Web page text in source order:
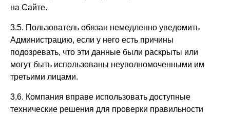
на Сайте.
3.5. Пользователь обязан немедленно уведомить
Администрацию, если у него есть причины
подозревать, что эти данные были раскрыты или
могут быть использованы неуполномоченными им
третьими лицами.
3.6. Компания вправе использовать доступные
технические решения для проверки правильности